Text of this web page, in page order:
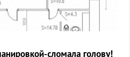
сломала голову!